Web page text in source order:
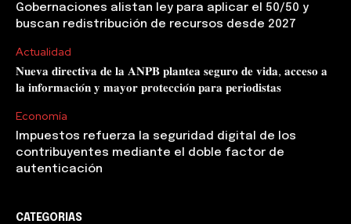
Gobernaciones alistan ley para aplicar el 50/50 y
buscan redistribución de recursos desde 2027
Actualidad
𝐍𝐮𝐞𝐯𝐚 𝐝𝐢𝐫𝐞𝐜𝐭𝐢𝐯𝐚 𝐝𝐞 𝐥𝐚 𝐀𝐍𝐏𝐁 𝐩𝐥𝐚𝐧𝐭𝐞𝐚 𝐬𝐞𝐠𝐮𝐫𝐨 𝐝𝐞 𝐯𝐢𝐝𝐚, 𝐚𝐜𝐜𝐞𝐬𝐨 𝐚
𝐥𝐚 𝐢𝐧𝐟𝐨𝐫𝐦𝐚𝐜𝐢𝐨́𝐧 𝐲 𝐦𝐚𝐲𝐨𝐫 𝐩𝐫𝐨𝐭𝐞𝐜𝐜𝐢𝐨́𝐧 𝐩𝐚𝐫𝐚 𝐩𝐞𝐫𝐢𝐨𝐝𝐢𝐬𝐭𝐚𝐬
Economía
Impuestos refuerza la seguridad digital de los
contribuyentes mediante el doble factor de
autenticación
CATEGORIAS